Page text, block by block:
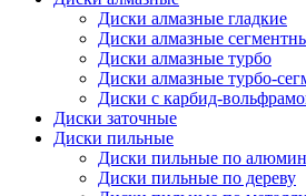
Диски алмазные гладкие
Диски алмазные
Диски алмазные турбо
Диски алмазные турбо-
Диски с карбид-
Диски заточные
Диски пильные
Диски пильные по
Диски пильные по дереву